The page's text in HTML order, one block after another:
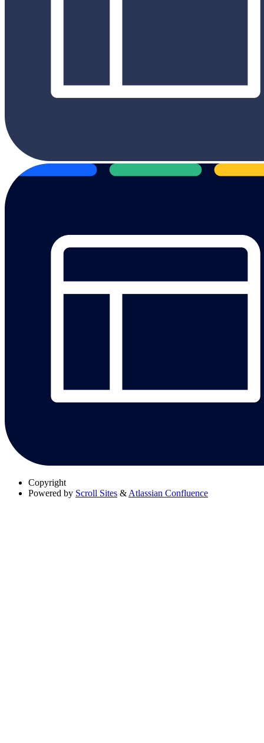
Copyright
Powered by Scroll Sites & Atlassian Confluence